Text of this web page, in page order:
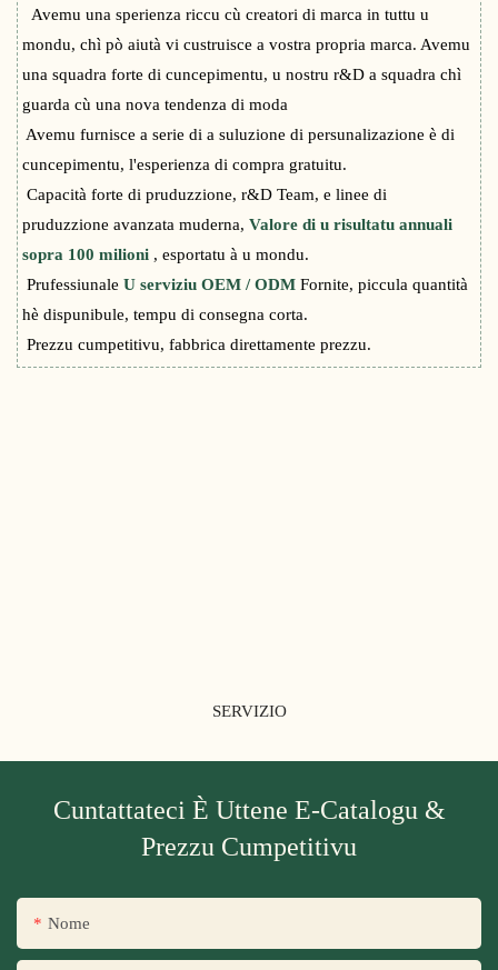
Avemu una sperienza riccu cù creatori di marca in tuttu u
mondu, chì pò aiutà vi custruisce a vostra propria marca. Avemu
una squadra forte di cuncepimentu, u nostru r&D a squadra chì
guarda cù una nova tendenza di moda
Avemu furnisce a serie di a suluzione di persunalizazione è di
cuncepimentu, l'esperienza di compra gratuitu.
Capacità forte di pruduzzione, r&D Team, e linee di
pruduzzione avanzata muderna,Valore di u risultatu annuali
sopra 100 milioni , esportatu à u mondu.
PrufessiunaleU serviziu OEM / ODMFornite, piccula quantità
hè dispunibule, tempu di consegna corta.
Prezzu cumpetitivu, fabbrica direttamente prezzu.
SERVIZIO
Cuntattateci È Uttene E-Catalogu &
Prezzu Cumpetitivu
Nome